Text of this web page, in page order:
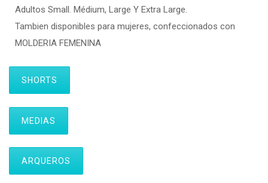
Adultos Small. Médium, Large Y Extra Large.
Tambien disponibles para mujeres, confeccionados con
MOLDERIA FEMENINA
SHORTS
MEDIAS
ARQUEROS